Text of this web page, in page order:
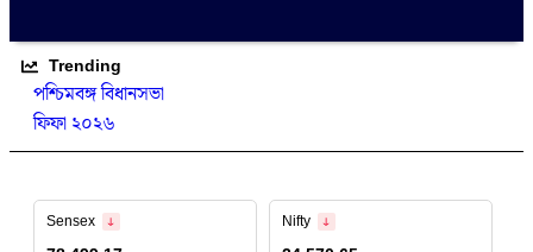
Trending
পশ্চিমবঙ্গ বিধানসভা
ফিফা ২০২৬